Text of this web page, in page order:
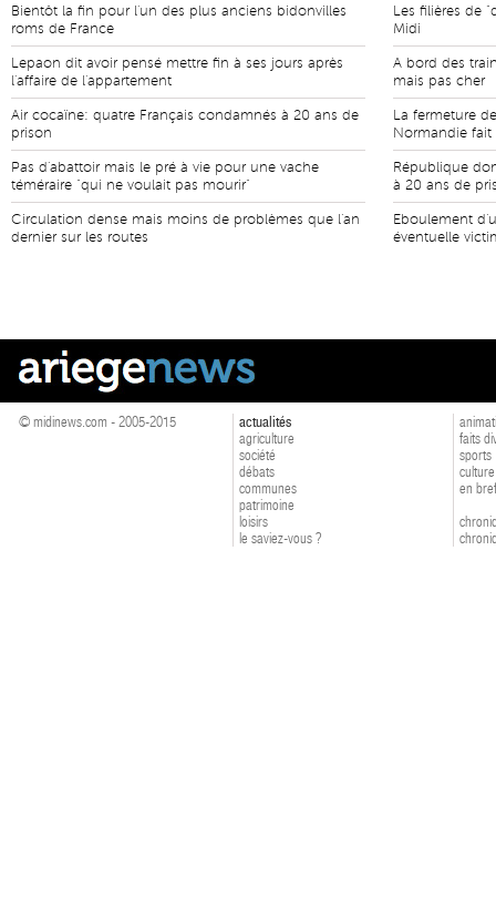
Bientôt la fin pour l'un des plus anciens bidonvilles
roms de France
Lepaon dit avoir pensé mettre fin à ses jours après
l'affaire de l'appartement
Air cocaïne: quatre Français condamnés à 20 ans de
prison
Pas d'abattoir mais le pré à vie pour une vache
téméraire "qui ne voulait pas mourir"
Circulation dense mais moins de problèmes que l'an
dernier sur les routes
Les filières de
Midi
A bord des
mais pas cher
La fermeture
Normandie
République
à 20 ans de
Eboulement
éventuelle
© midinews.com - 2005-2015
actualités
agriculture
société
débats
communes
patrimoine
loisirs
le saviez-vous ?
faits
sports
culture
en bref